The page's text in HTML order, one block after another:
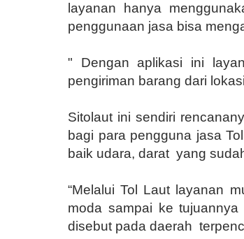
layanan hanya
penggunaan jasa bisa
" Dengan aplikasi ini
pengiriman barang dari
Sitolaut ini sendiri
bagi para pengguna jasa
baik udara, darat yang
“Melalui Tol Laut layanan
moda sampai ke
disebut pada daerah